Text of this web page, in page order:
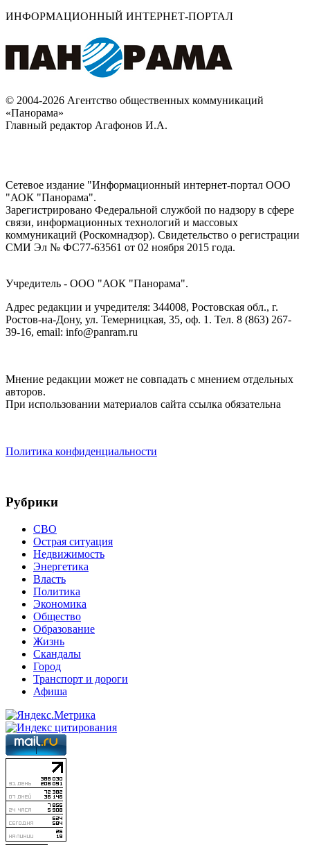
ИНФОРМАЦИОННЫЙ ИНТЕРНЕТ-ПОРТАЛ
© 2004-2026 Агентство общественных коммуникаций
«Панорама»
Главный редактор Агафонов И.А.
Сетевое издание "Информационный интернет-портал ООО
"АОК "Панорама".
Зарегистрировано Федеральной службой по надзору в сфере
связи, информационных технологий и массовых
коммуникаций (Роскомнадзор). Cвидетельство о регистрации
СМИ Эл № ФС77-63561 от 02 ноября 2015 года.
Учредитель - ООО "АОК "Панорама".
Адрес редакции и учредителя: 344008, Ростовская обл., г.
Ростов-на-Дону, ул. Темерницкая, 35, оф. 1. Тел. 8 (863) 267-
39-16, email: info@panram.ru
Мнение редакции может не совпадать с мнением отдельных
авторов.
При использовании материалов сайта ссылка обязательна
Политика конфиденциальности
Рубрики
СВО
Острая ситуация
Недвижимость
Энергетика
Власть
Политика
Экономика
Общество
Образование
Жизнь
Скандалы
Город
Транспорт и дороги
Афиша